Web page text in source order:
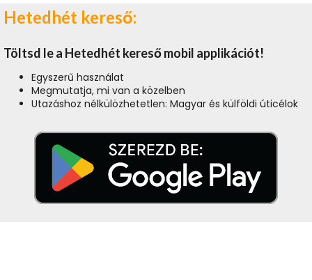
Hetedhét kereső:
Töltsd le a Hetedhét kereső mobil applikációt!
Egyszerű használat
Megmutatja, mi van a közelben
Utazáshoz nélkülözhetetlen: Magyar és külföldi úticélok